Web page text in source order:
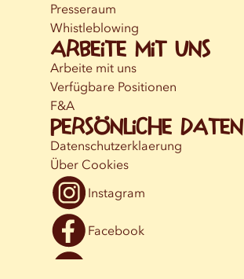
Presseraum
Whistleblowing
Arbeite mit uns
Arbeite mit uns
Verfügbare Positionen
F&A
Persönliche Daten
Datenschutzerklaerung
Über Cookies
Instagram
Facebook